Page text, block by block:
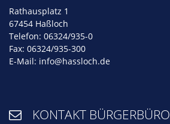
Rathausplatz 1
67454 Haßloch
Telefon: 06324/935-0
Fax: 06324/935-300
E-Mail: info@hassloch.de
 KONTAKT BÜRGERBÜRO